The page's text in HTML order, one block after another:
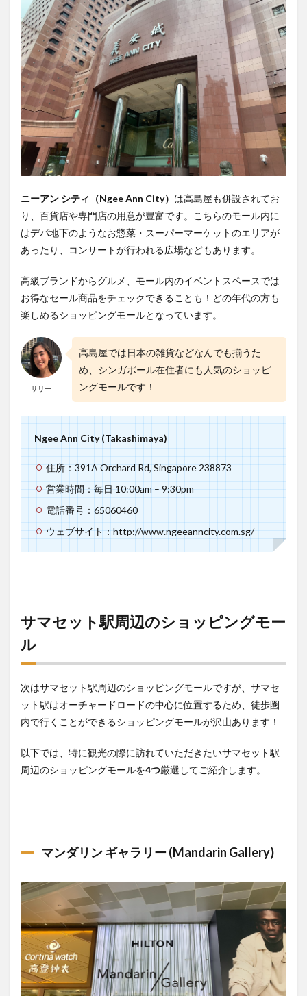
ニーアン シティ（Ngee Ann City） は高島屋も併設されてお
り、百貨店や専門店の用意が豊富です。こちらのモール内に
はデパ地下のようなお惣菜・スーパーマーケットのエリアが
あったり、コンサートが行われる広場などもあります。
高級ブランドからグルメ、モール内のイベントスペースでは
お得なセール商品をチェックできることも！どの年代の方も
楽しめるショッピングモールとなっています。
サリー
高島屋では日本の雑貨などなんでも揃うた
め、シンガポール在住者にも人気のショッピ
ングモールです！
Ngee Ann City (Takashimaya)
住所：391A Orchard Rd, Singapore 238873
営業時間：毎日 10:00am – 9:30pm
電話番号：65060460
ウェブサイト：http://www.ngeeanncity.com.sg/
サマセット駅周辺のショッピングモー
ル
次はサマセット駅周辺のショッピングモールですが、サマセ
ット駅はオーチャードロードの中心に位置するため、徒歩圏
内で行くことができるショッピングモールが沢山あります！
以下では、特に観光の際に訪れていただきたいサマセット駅
周辺のショッピングモールを4つ厳選してご紹介します。
マンダリン ギャラリー(Mandarin Gallery)